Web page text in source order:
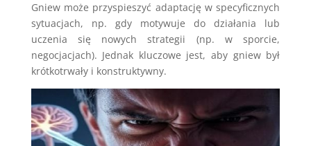
Gniew może przyspieszyć adaptację w specyficznych
sytuacjach, np. gdy motywuje do działania lub
uczenia się nowych strategii (np. w sporcie,
negocjacjach). Jednak kluczowe jest, aby gniew był
krótkotrwały i konstruktywny.